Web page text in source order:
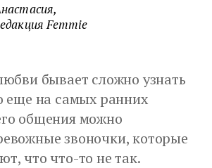
Femmie
бывает сложно узнать
еще на самых ранних
общения можно
звоночки, которые
что что-то не так.